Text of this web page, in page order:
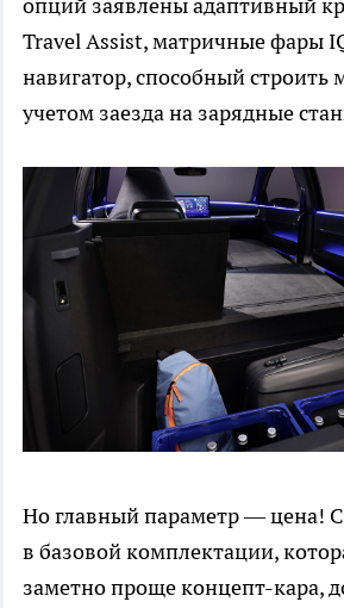
Travel Assist, матричные фары
навигатор, способный строить
учетом заезда на зарядные
Но главный параметр — цена!
в базовой комплектации,
заметно проще концепт-кара,